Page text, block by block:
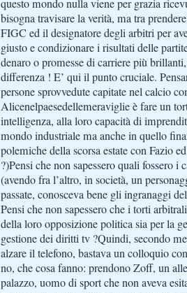
questo mondo nulla viene per grazia
bisogna travisare la verità, ma tra
FIGC ed il designatore degli arbitri per
giusto e condizionare i risultati delle
denaro o promesse di carriere più
differenza ! E’ qui il punto cruciale.
persone sprovvedute capitate nel calcio
Alicenelpaesedellemeraviglie è fare un
intelligenza, alla loro capacità di
mondo industriale ma anche in quello
polemiche della scorsa estate con Fazio
?)Pensi che non sapessero quali fossero i
(avendo fra l’altro, in società, un
passate, conosceva bene gli ingranaggi
Pensi che non sapessero che i torti
della loro opposizione politica sia per la
gestione dei diritti tv ?Quindi, secondo
alzare il telefono, bastava un colloquio
no, che cosa fanno: prendono Zoff, un
palazzo, uomo di sport che non aveva